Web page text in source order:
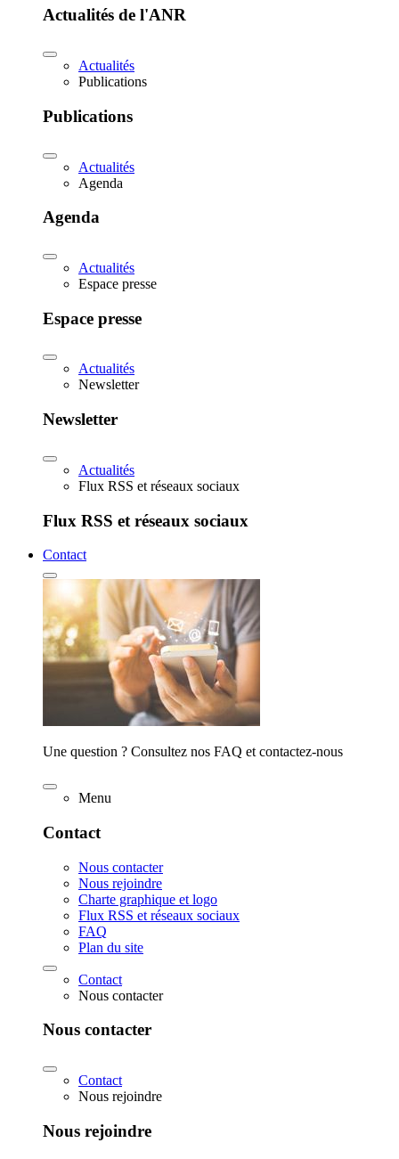
Actualités de l'ANR
Actualités
Publications
Publications
Actualités
Agenda
Agenda
Actualités
Espace presse
Espace presse
Actualités
Newsletter
Newsletter
Actualités
Flux RSS et réseaux sociaux
Flux RSS et réseaux sociaux
Contact
Une question ? Consultez nos FAQ et contactez-nous
Menu
Contact
Nous contacter
Nous rejoindre
Charte graphique et logo
Flux RSS et réseaux sociaux
FAQ
Plan du site
Contact
Nous contacter
Nous contacter
Contact
Nous rejoindre
Nous rejoindre